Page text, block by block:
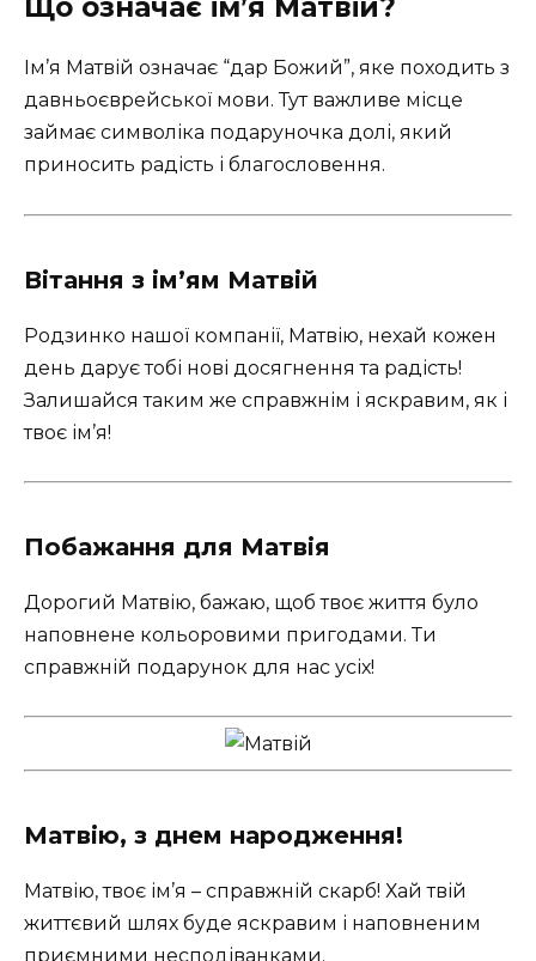
Що означає ім’я Матвій?
Ім’я Матвій означає “дар Божий”, яке походить з
давньоєврейської мови. Тут важливе місце
займає символіка подаруночка долі, який
приносить радість і благословення.
Вітання з ім’ям Матвій
Родзинко нашої компанії, Матвію, нехай кожен
день дарує тобі нові досягнення та радість!
Залишайся таким же справжнім і яскравим, як і
твоє ім’я!
Побажання для Матвія
Дорогий Матвію, бажаю, щоб твоє життя було
наповнене кольоровими пригодами. Ти
справжній подарунок для нас усіх!
Матвію, з днем народження!
Матвію, твоє ім’я – справжній скарб! Хай твій
життєвий шлях буде яскравим і наповненим
приємними несподіванками.